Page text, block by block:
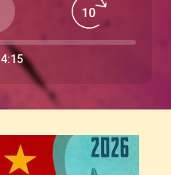
4:15